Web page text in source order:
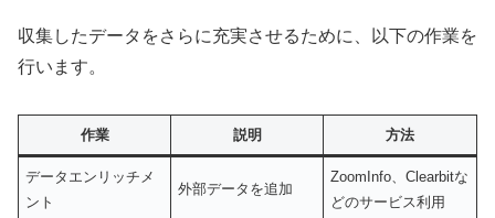
収集したデータをさらに充実させるために、以下の作業を
行います。
作業 説明 方法
データエンリッチメ
ント
外部データを追加
ZoomInfo、Clearbitな
どのサービス利用